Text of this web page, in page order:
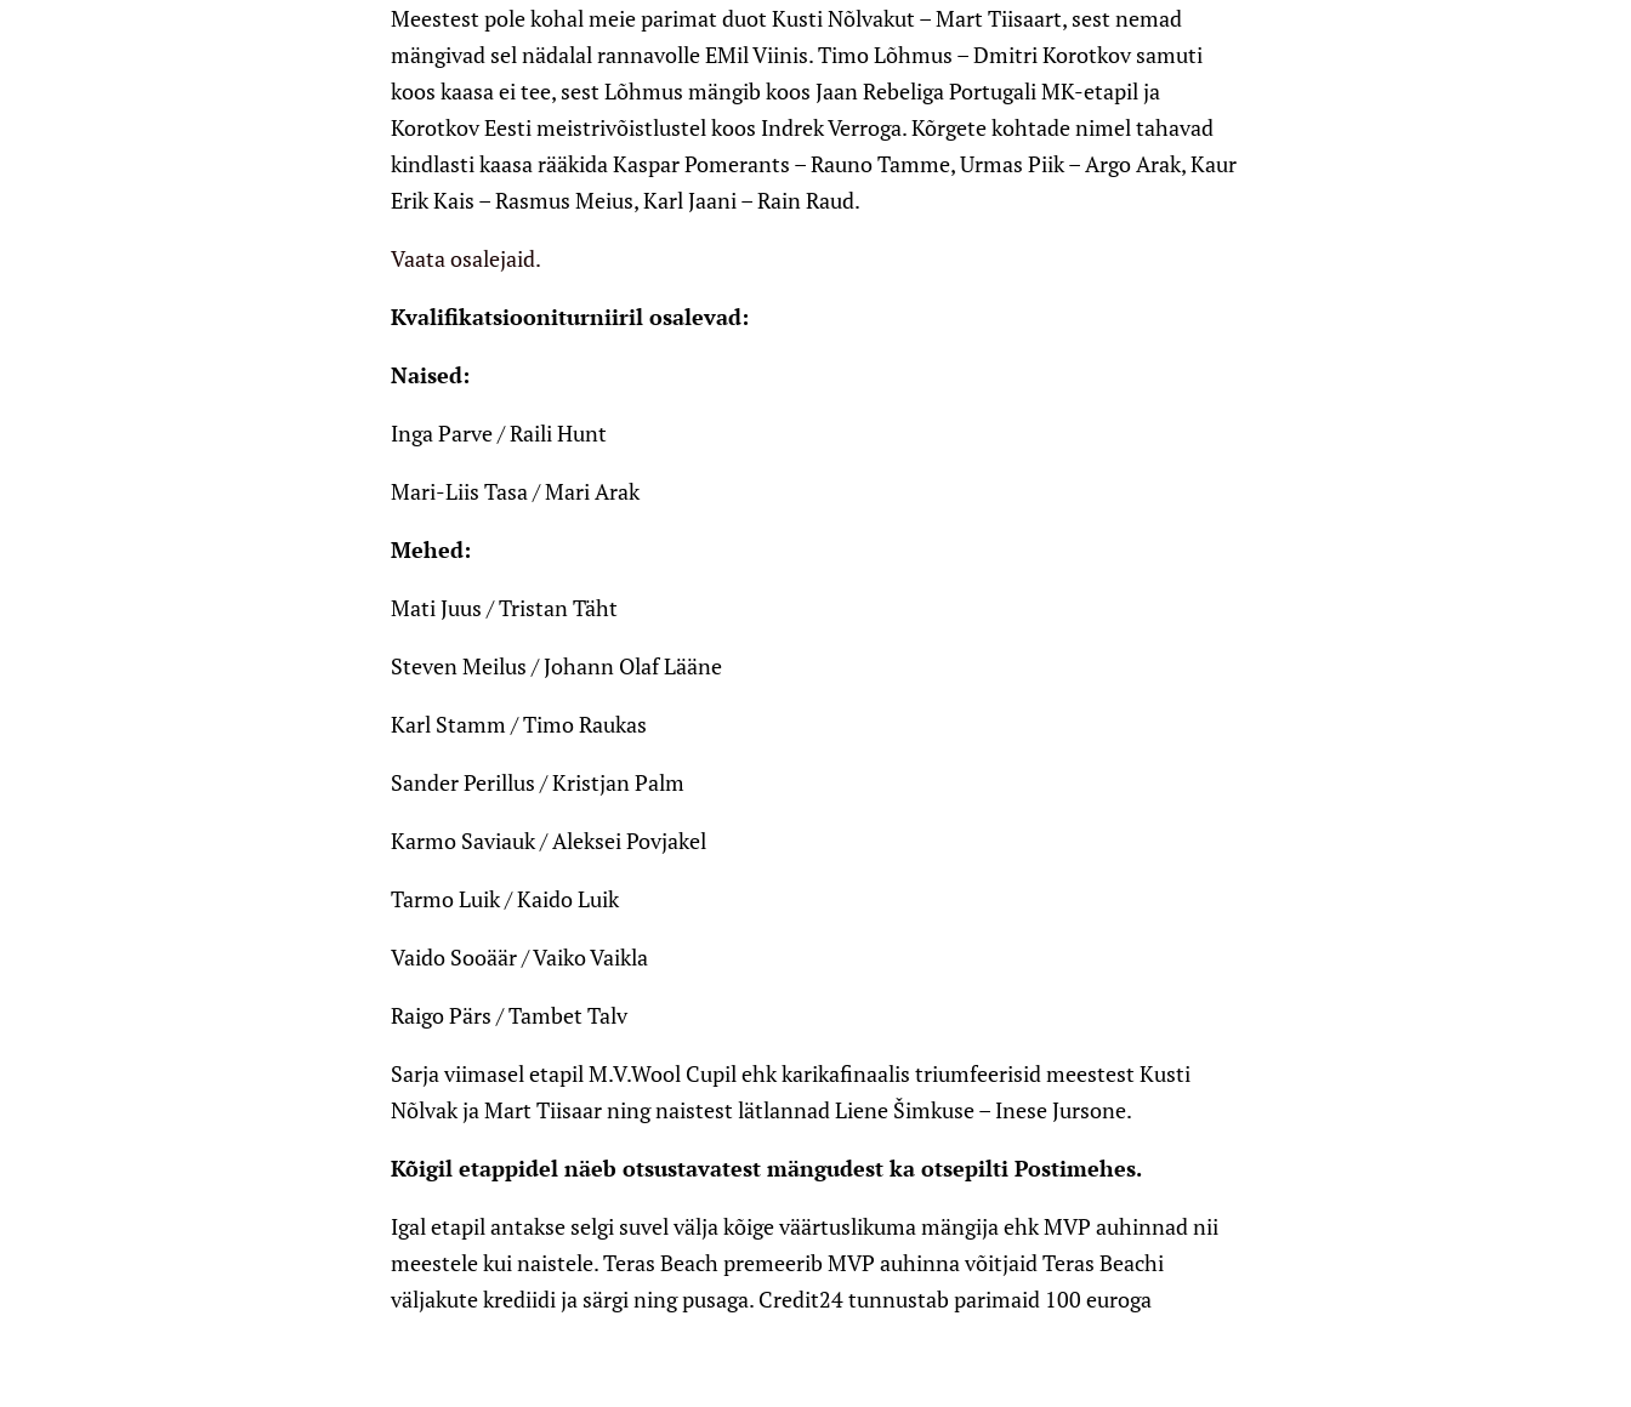
Meestest pole kohal meie parimat duot Kusti Nõlvakut – Mart Tiisaart, sest nemad
mängivad sel nädalal rannavolle EMil Viinis. Timo Lõhmus – Dmitri Korotkov samuti
koos kaasa ei tee, sest Lõhmus mängib koos Jaan Rebeliga Portugali MK-etapil ja
Korotkov Eesti meistrivõistlustel koos Indrek Verroga. Kõrgete kohtade nimel tahavad
kindlasti kaasa rääkida Kaspar Pomerants – Rauno Tamme, Urmas Piik – Argo Arak, Kaur
Erik Kais – Rasmus Meius, Karl Jaani – Rain Raud.
Vaata osalejaid.
Kvalifikatsiooniturniiril osalevad:
Naised:
Inga Parve / Raili Hunt
Mari-Liis Tasa / Mari Arak
Mehed:
Mati Juus / Tristan Täht
Steven Meilus / Johann Olaf Lääne
Karl Stamm / Timo Raukas
Sander Perillus / Kristjan Palm
Karmo Saviauk / Aleksei Povjakel
Tarmo Luik / Kaido Luik
Vaido Sooäär / Vaiko Vaikla
Raigo Pärs / Tambet Talv
Sarja viimasel etapil M.V.Wool Cupil ehk karikafinaalis triumfeerisid meestest Kusti
Nõlvak ja Mart Tiisaar ning naistest lätlannad Liene Šimkuse – Inese Jursone.
Kõigil etappidel näeb otsustavatest mängudest ka otsepilti Postimehes.
Igal etapil antakse selgi suvel välja kõige väärtuslikuma mängija ehk MVP auhinnad nii
meestele kui naistele. Teras Beach premeerib MVP auhinna võitjaid Teras Beachi
väljakute krediidi ja särgi ning pusaga. Credit24 tunnustab parimaid 100 euroga